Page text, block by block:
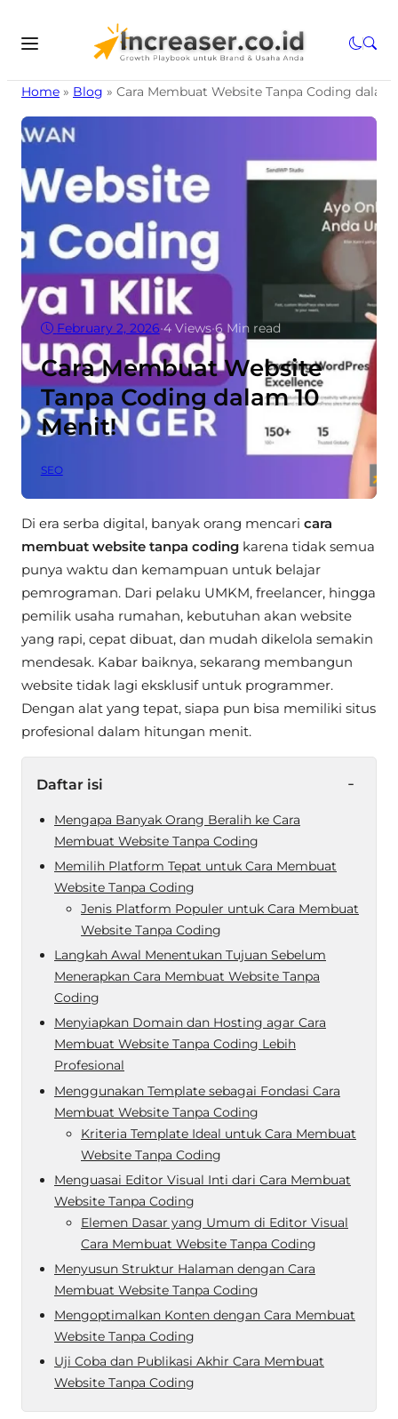
Home » Blog » Cara Membuat Website Tanpa Coding dalam
February 2, 2026•4Views•6 Min read
Cara Membuat Website
Tanpa Coding dalam 10
Menit!
SEO
Di era serba digital, banyak orang mencari cara
membuat website tanpa coding karena tidak semua
punya waktu dan kemampuan untuk belajar
pemrograman. Dari pelaku UMKM, freelancer, hingga
pemilik usaha rumahan, kebutuhan akan website
yang rapi, cepat dibuat, dan mudah dikelola semakin
mendesak. Kabar baiknya, sekarang membangun
website tidak lagi eksklusif untuk programmer.
Dengan alat yang tepat, siapa pun bisa memiliki situs
profesional dalam hitungan menit.
Daftar isi -
Mengapa Banyak Orang Beralih ke Cara
Membuat Website Tanpa Coding
Memilih Platform Tepat untuk Cara Membuat
Website Tanpa Coding
Jenis Platform Populer untuk Cara Membuat
Website Tanpa Coding
Langkah Awal Menentukan Tujuan Sebelum
Menerapkan Cara Membuat Website Tanpa
Coding
Menyiapkan Domain dan Hosting agar Cara
Membuat Website Tanpa Coding Lebih
Profesional
Menggunakan Template sebagai Fondasi Cara
Membuat Website Tanpa Coding
Kriteria Template Ideal untuk Cara Membuat
Website Tanpa Coding
Menguasai Editor Visual Inti dari Cara Membuat
Website Tanpa Coding
Elemen Dasar yang Umum di Editor Visual
Cara Membuat Website Tanpa Coding
Menyusun Struktur Halaman dengan Cara
Membuat Website Tanpa Coding
Mengoptimalkan Konten dengan Cara Membuat
Website Tanpa Coding
Uji Coba dan Publikasi Akhir Cara Membuat
Website Tanpa Coding